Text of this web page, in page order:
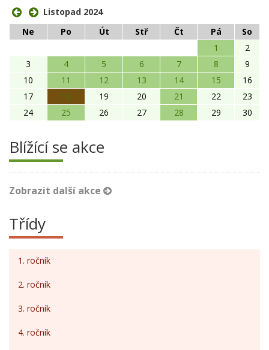
Listopad 2024
Ne
Po Út Stř Čt Pá
So
1
2
3
4 5 6 7 8
9
10
11 12 13 14 15
16
17
18 19 20 21 22
23
24
25 26 27 28 29 30
Blížící se akce
Zobrazit další akce
Třídy
1. ročník
2. ročník
3. ročník
4. ročník